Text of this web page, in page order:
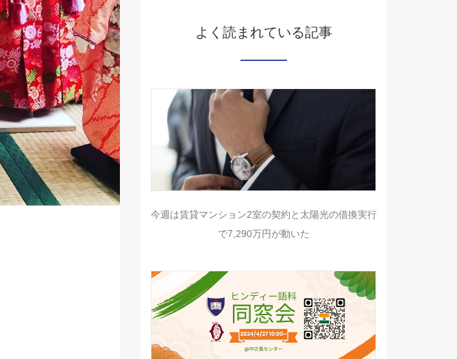
よく読まれている記事
今週は賃貸マンション2室の契約と太陽光の借換実行
で7,290万円が動いた